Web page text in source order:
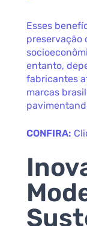
Esses
preservação
entanto,
fabricantes
marcas
CONFIRA: